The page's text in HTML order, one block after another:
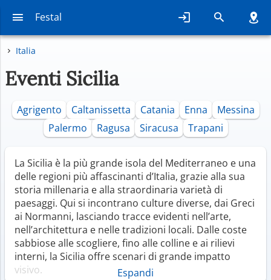
Festal
Italia
Eventi Sicilia
Agrigento Caltanissetta Catania Enna
Messina
Palermo
Ragusa Siracusa Trapani
La Sicilia è la più grande isola del Mediterraneo e una
delle regioni più affascinanti d’Italia, grazie alla sua
storia millenaria e alla straordinaria varietà di
paesaggi. Qui si incontrano culture diverse, dai Greci
ai Normanni, lasciando tracce evidenti nell’arte,
nell’architettura e nelle tradizioni locali. Dalle coste
sabbiose alle scogliere, fino alle colline e ai rilievi
interni, la Sicilia offre scenari di grande impatto
visivo.
Espandi